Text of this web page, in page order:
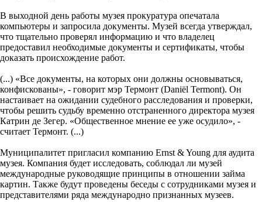
В выходной день работы музея прокуратура опечатала
компьютеры и запросила документы. Музей всегда утверждал,
что тщательно проверял информацию и что владелец
предоставил необходимые документы и сертификаты, чтобы
доказать происхождение работ.
(...) «Все документы, на которых они должны основываться,
конфискованы», - говорит мэр Термонт (Daniël Termont). Он
настаивает на ожидании судебного расследования и проверки,
чтобы решить судьбу временно отстраненного директора музея
Катрин де Зегер. «Общественное мнение ее уже осудило», -
считает Термонт. (...)
Муниципалитет пригласил компанию Ernst & Young для аудита
музея. Компания будет исследовать, соблюдал ли музей
международные руководящие принципы в отношении займа
картин. Также будут проведены беседы с сотрудниками музея и
представителями ряда международно признанных музеев.